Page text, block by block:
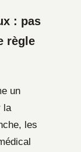
: pas
règle
un
la
les